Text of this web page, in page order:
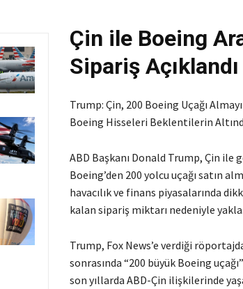
Çin ile Boeing
Sipariş Açıklandı
Trump: Çin, 200 Boeing Uçağı
Boeing Hisseleri Beklentilerin
ABD Başkanı Donald Trump, Çin
Boeing’den 200 yolcu uçağı satın
havacılık ve finans piyasalarında
kalan sipariş miktarı nedeniyle
Trump, Fox News’e verdiği
sonrasında “200 büyük Boeing
son yıllarda ABD-Çin ilişkilerinde